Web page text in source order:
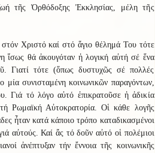
τῆς Ὀρθόδοξης Ἐκκλησίας, μέλη τῆς
Χριστό καί στό ἅγιο θέλημά Του τότε
ἵσως θά ἀκουγόταν ἡ λογική αὐτή σέ ἕνα
Γιατί τότε (ὅπως δυστυχῶς σέ πολλές
μία συνισταμένη κοινωνικῶν παραγόντων,
Γιά τό λόγο αὐτό ἐπικρατοῦσε ἡ ἀδικία
Ρωμαϊκή Αὐτοκρατορία. Οἱ κάθε λογῆς
ἦταν κατά κάποιο τρόπο καταδικασμένοι
αὐτούς. Καί ἄς τό δοῦν αὐτό οἱ πολέμιοι
ἀνέπτυξαν τήν ἔννοια τῆς κοινωνικῆς